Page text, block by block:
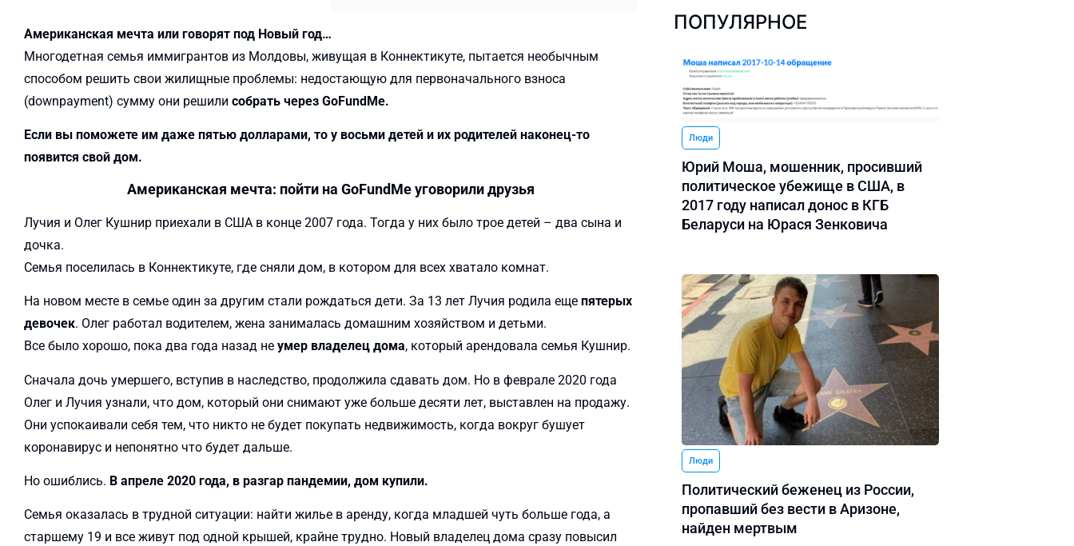
Американская мечта или говорят под Новый год…
Многодетная семья иммигрантов из Молдовы, живущая в Коннектикуте, пытается необычным
способом решить свои жилищные проблемы: недостающую для первоначального взноса
(downpayment) сумму они решили собрать через GoFundMe.
Если вы поможете им даже пятью долларами, то у восьми детей и их родителей наконец-то
появится свой дом.
Американская мечта: пойти на GoFundMe уговорили друзья
Лучия и Олег Кушнир приехали в США в конце 2007 года. Тогда у них было трое детей – два сына и
дочка.
Семья поселилась в Коннектикуте, где сняли дом, в котором для всех хватало комнат.
На новом месте в семье один за другим стали рождаться дети. За 13 лет Лучия родила еще пятерых
девочек. Олег работал водителем, жена занималась домашним хозяйством и детьми.
Все было хорошо, пока два года назад не умер владелец дома, который арендовала семья Кушнир.
Сначала дочь умершего, вступив в наследство, продолжила сдавать дом. Но в феврале 2020 года
Олег и Лучия узнали, что дом, который они снимают уже больше десяти лет, выставлен на продажу.
Они успокаивали себя тем, что никто не будет покупать недвижимость, когда вокруг бушует
коронавирус и непонятно что будет дальше.
Но ошиблись. В апреле 2020 года, в разгар пандемии, дом купили.
Семья оказалась в трудной ситуации: найти жилье в аренду, когда младшей чуть больше года, а
старшему 19 и все живут под одной крышей, крайне трудно. Новый владелец дома сразу повысил
ПОПУЛЯРНОЕ
Люди
Юрий Моша, мошенник, просивший
политическое убежище в США, в
2017 году написал донос в КГБ
Беларуси на Юрася Зенковича
Люди
Политический беженец из России,
пропавший без вести в Аризоне,
найден мертвым